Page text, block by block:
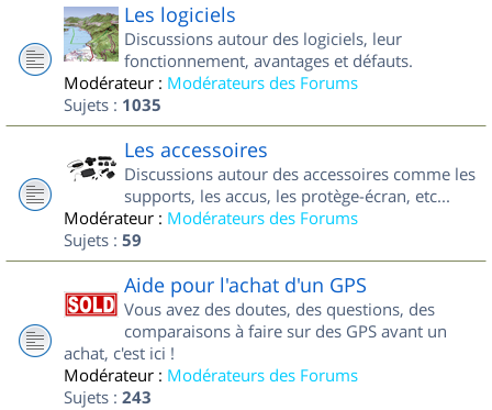
Les logiciels
Discussions autour des logiciels, leur
fonctionnement, avantages et défauts.
Modérateur : Modérateurs des Forums
Sujets : 1035
Les accessoires
Discussions autour des accessoires comme les
supports, les accus, les protège-écran, etc...
Modérateur : Modérateurs des Forums
Sujets : 59
Aide pour l'achat d'un GPS
Vous avez des doutes, des questions, des
comparaisons à faire sur des GPS avant un
achat, c'est ici !
Modérateur : Modérateurs des Forums
Sujets : 243